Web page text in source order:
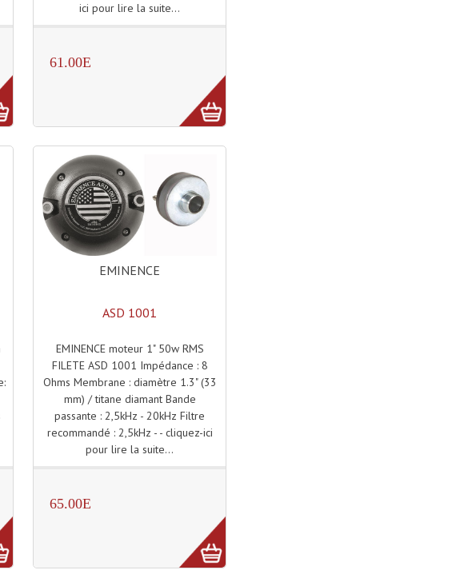
ici pour lire la suite...
61.00E
EMINENCE
ASD 1001
EMINENCE moteur 1" 50w RMS
FILETE ASD 1001 Impédance : 8
Ohms Membrane : diamètre 1.3" (33
mm) / titane diamant Bande
passante : 2,5kHz - 20kHz Filtre
recommandé : 2,5kHz - - cliquez-ici
pour lire la suite...
65.00E